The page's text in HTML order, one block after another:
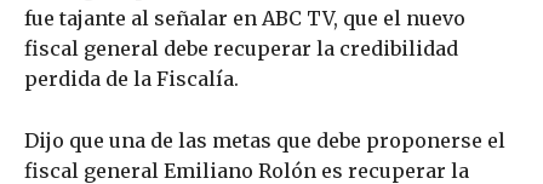
fue tajante al señalar en ABC TV, que el nuevo
fiscal general debe recuperar la credibilidad
perdida de la Fiscalía.
Dijo que una de las metas que debe proponerse el
fiscal general Emiliano Rolón es recuperar la